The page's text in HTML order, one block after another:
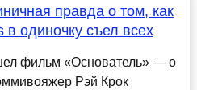
правда о том, как
в одиночку съел всех
фильм «Основатель» — о
Рэй Крок